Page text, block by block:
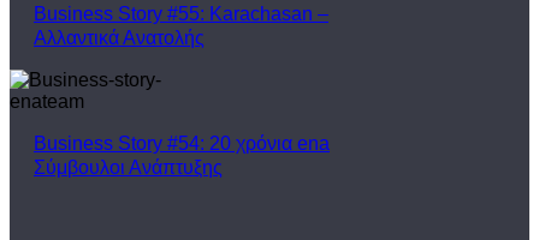
Business Story #55: Karachasan –
Αλλαντικά Ανατολής
Business Story #54: 20 χρόνια ena
Σύμβουλοι Ανάπτυξης